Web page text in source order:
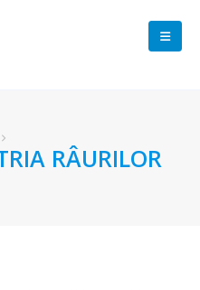
RÂURILOR